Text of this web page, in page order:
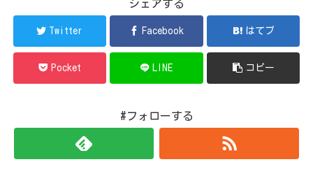
シェアする
Twitter Facebook はてブ
Pocket LINE コピー
#フォローする